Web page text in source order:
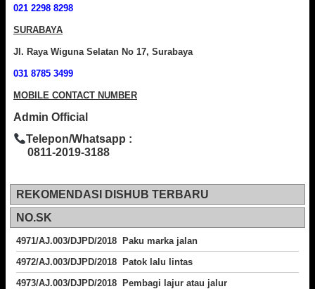
021 2298 8298
SURABAYA
Jl. Raya Wiguna Selatan No 17, Surabaya
031 8785 3499
MOBILE CONTACT NUMBER
Admin Official
Telepon/Whatsapp :
0811-2019-3188
REKOMENDASI DISHUB TERBARU
NO.SK
4971/AJ.003/DJPD/2018 Paku marka jalan
4972/AJ.003/DJPD/2018 Patok lalu lintas
4973/AJ.003/DJPD/2018
Pembagi lajur atau jalur